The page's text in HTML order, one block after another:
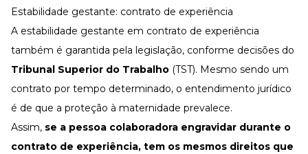
Estabilidade gestante: contrato de experiência
A estabilidade gestante em contrato de experiência
também é garantida pela legislação, conforme decisões do
Tribunal Superior do Trabalho (TST). Mesmo sendo um
contrato por tempo determinado, o entendimento jurídico
é de que a proteção à maternidade prevalece.
Assim, se a pessoa colaboradora engravidar durante o
contrato de experiência, tem os mesmos direitos que